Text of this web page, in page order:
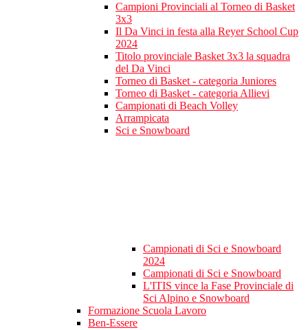
Campioni Provinciali al Torneo di Basket
3x3
Il Da Vinci in festa alla Reyer School Cup
2024
Titolo provinciale Basket 3x3 la squadra
del Da Vinci
Torneo di Basket - categoria Juniores
Torneo di Basket - categoria Allievi
Campionati di Beach Volley
Arrampicata
Sci e Snowboard
Campionati di Sci e Snowboard
2024
Campionati di Sci e Snowboard
L'ITIS vince la Fase Provinciale di
Sci Alpino e Snowboard
Formazione Scuola Lavoro
Ben-Essere